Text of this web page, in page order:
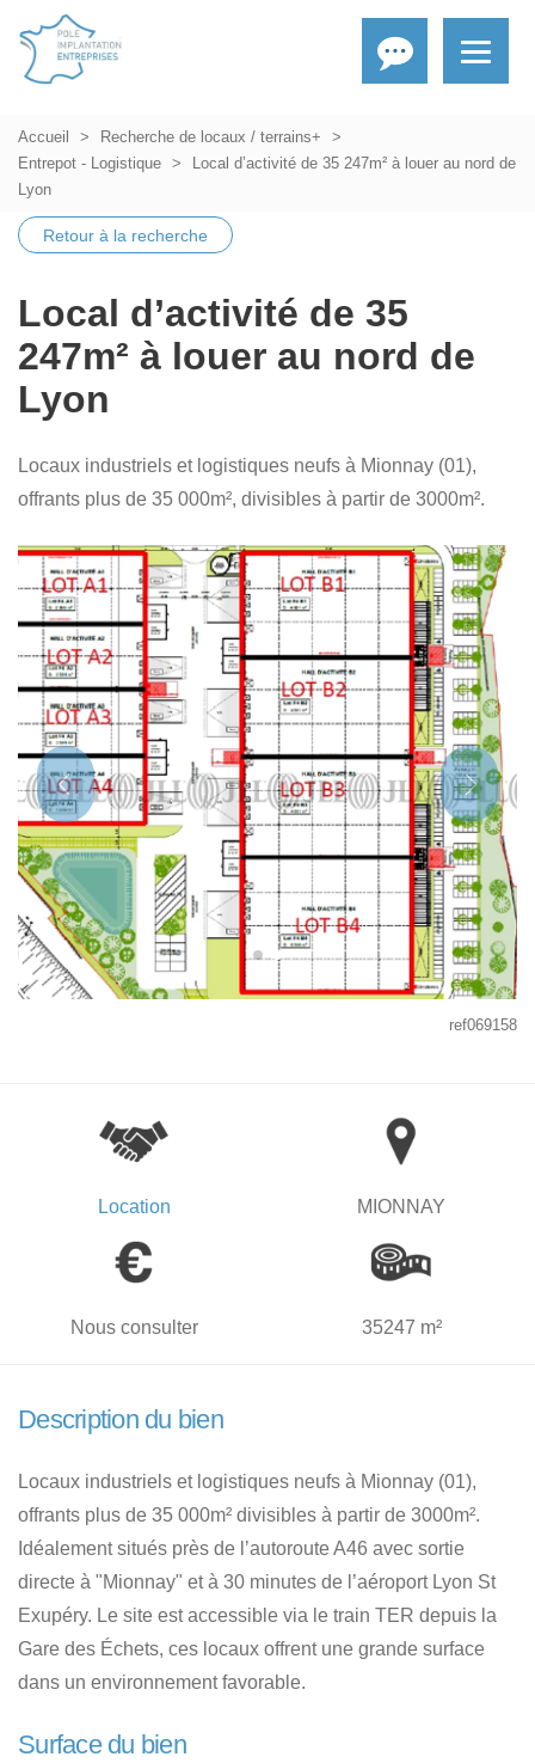
Accueil
Recherche de locaux / terrains+
Entrepot - Logistique
Local d’activité de 35 247m² à louer au nord de
Lyon
Retour à la recherche
Local d’activité de 35
247m² à louer au nord de
Lyon
Locaux industriels et logistiques neufs à Mionnay (01),
offrants plus de 35 000m², divisibles à partir de 3000m².
ref069158
Location MIONNAY
Nous consulter 35247 m²
Description du bien
Locaux industriels et logistiques neufs à Mionnay (01),
offrants plus de 35 000m² divisibles à partir de 3000m².
Idéalement situés près de l’autoroute A46 avec sortie
directe à "Mionnay" et à 30 minutes de l’aéroport Lyon St
Exupéry. Le site est accessible via le train TER depuis la
Gare des Échets, ces locaux offrent une grande surface
dans un environnement favorable.
Surface du bien